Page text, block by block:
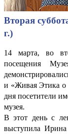
Вторая
г.)
14 марта, во
посещения
и «Живая Этика
дня посетители
музея.
В этот день с
выступила